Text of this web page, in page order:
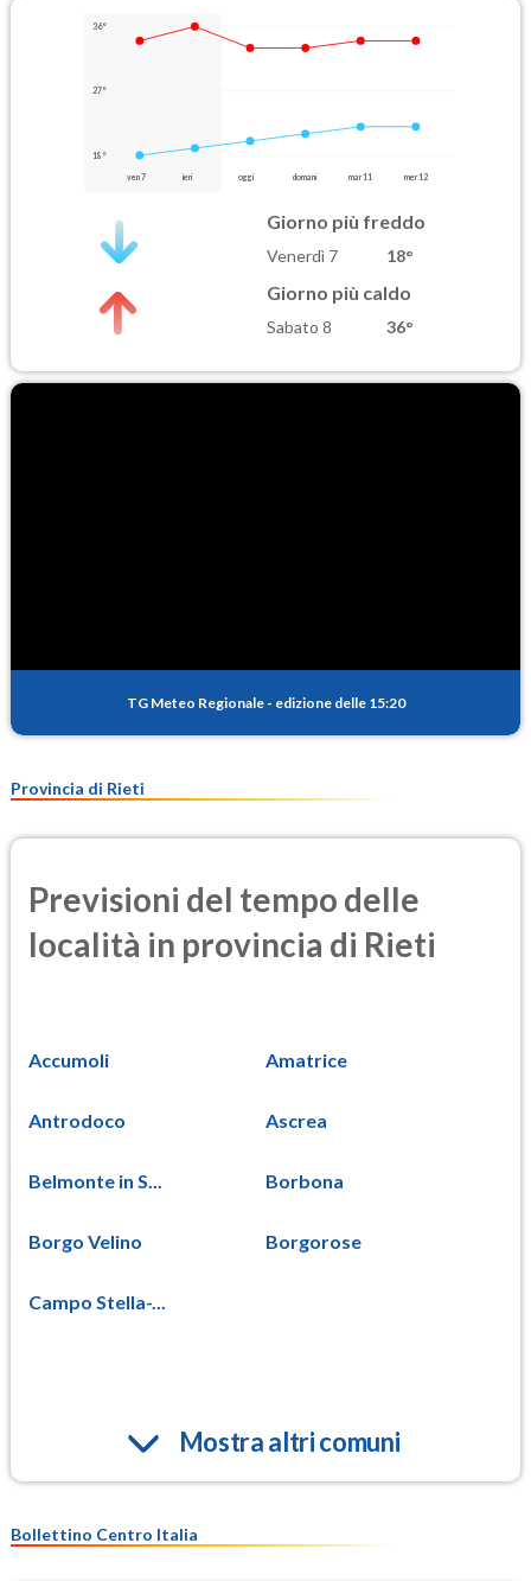
36°
27°
18°
ven 7 ieri oggi domani mar 11 mer 12
Giorno più freddo
Venerdì 7 18°
Giorno più caldo
Sabato 8 36°
TG Meteo Regionale - edizione delle 15:20
Provincia di Rieti
Previsioni del tempo delle
località in provincia di Rieti
Accumoli Amatrice
Antrodoco Ascrea
Belmonte in S... Borbona
Borgo Velino Borgorose
Campo Stella-...
Mostra altri comuni
Bollettino Centro Italia